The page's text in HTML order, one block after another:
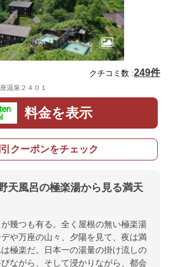
クチコミ数 :249件
温泉２４０１
料金を表示
クーポンをチェック
天風呂の極楽湯から見る満天
幾つも有る。全く屋根の無い極楽湯
や万座の山々、夕陽を見て、夜は満
極楽だ。日本一の湯量の掛け流しの
ながら、そして浸かりながら、都会